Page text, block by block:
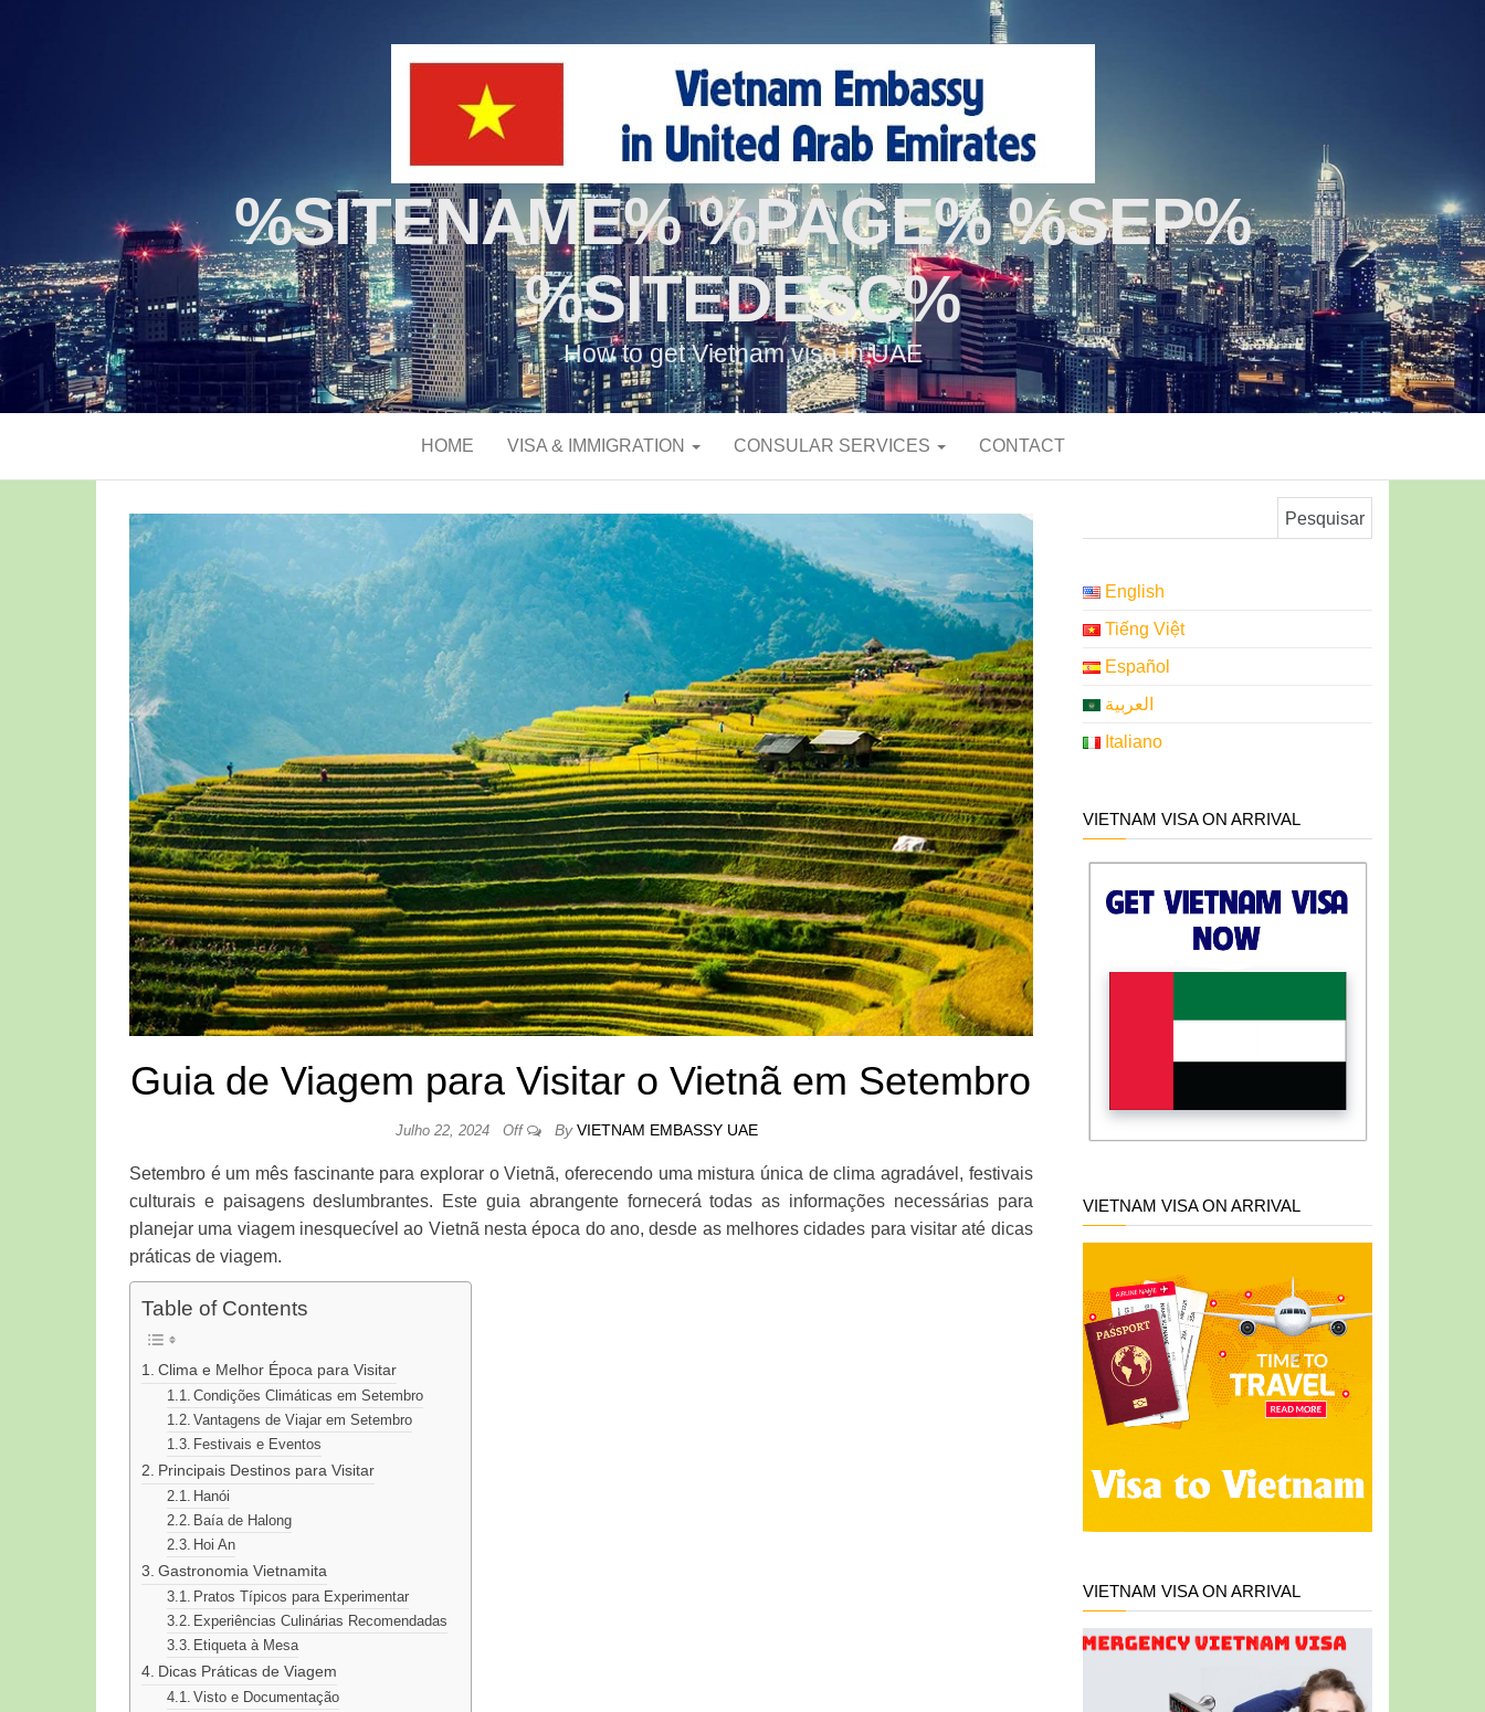
%SITENAME% %PAGE% %SEP%
%SITEDESC%
How to get Vietnam visa in UAE
HOME VISA & IMMIGRATION CONSULAR SERVICES CONTACT
Guia de Viagem para Visitar o Vietnã em Setembro
Julho 22, 2024 Off By VIETNAM EMBASSY UAE
Setembro é um mês fascinante para explorar o Vietnã, oferecendo uma mistura única de clima agradável, festivais
culturais e paisagens deslumbrantes. Este guia abrangente fornecerá todas as informações necessárias para
planejar uma viagem inesquecível ao Vietnã nesta época do ano, desde as melhores cidades para visitar até dicas
práticas de viagem.
Table of Contents
Clima e Melhor Época para Visitar
Condições Climáticas em Setembro
Vantagens de Viajar em Setembro
Festivais e Eventos
Principais Destinos para Visitar
Hanói
Baía de Halong
Hoi An
Gastronomia Vietnamita
Pratos Típicos para Experimentar
Experiências Culinárias Recomendadas
Etiqueta à Mesa
Dicas Práticas de Viagem
Visto e Documentação
English
Tiếng Việt
Español
العربية
Italiano
VIETNAM VISA ON ARRIVAL
VIETNAM VISA ON ARRIVAL
VIETNAM VISA ON ARRIVAL